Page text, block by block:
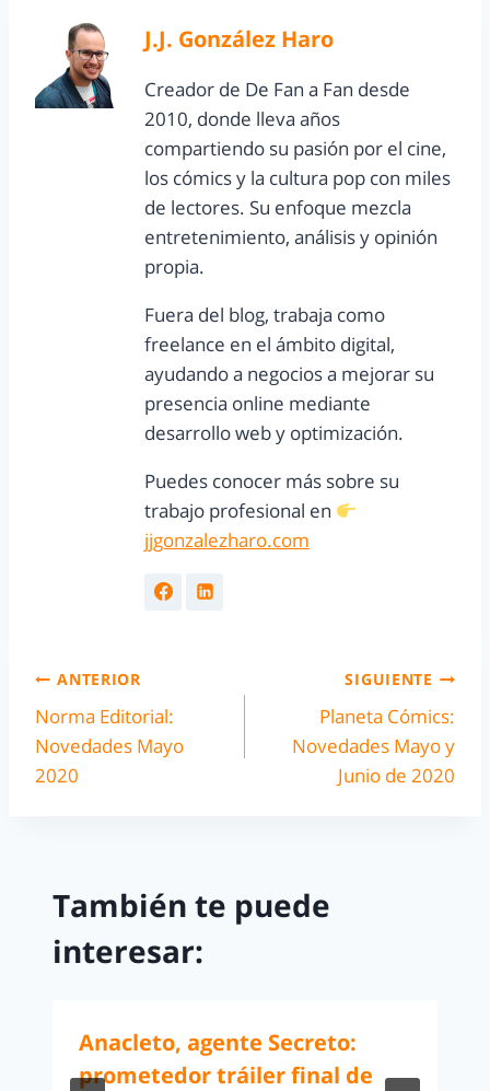
J.J. González Haro
Creador de De Fan a Fan desde
2010, donde lleva años
compartiendo su pasión por el cine,
los cómics y la cultura pop con miles
de lectores. Su enfoque mezcla
entretenimiento, análisis y opinión
propia.
Fuera del blog, trabaja como
freelance en el ámbito digital,
ayudando a negocios a mejorar su
presencia online mediante
desarrollo web y optimización.
Puedes conocer más sobre su
trabajo profesional en
jjgonzalezharo.com
ANTERIOR
Norma Editorial:
Novedades Mayo
2020
SIGUIENTE
Planeta Cómics:
Novedades Mayo y
Junio de 2020
También te puede
interesar:
Anacleto, agente Secreto:
prometedor tráiler final de